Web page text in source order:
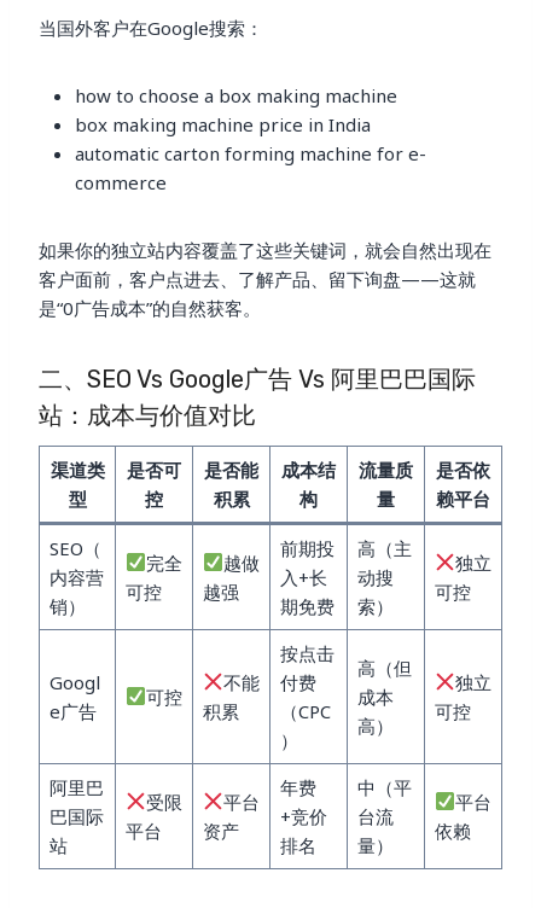
当国外客户在Google搜索：
how to choose a box making machine
box making machine price in India
automatic carton forming machine for e-
commerce
如果你的独立站内容覆盖了这些关键词，就会自然出现在
客户面前，客户点进去、了解产品、留下询盘——这就
是“0广告成本”的自然获客。
二、SEO Vs Google广告 Vs 阿里巴巴国际
站：成本与价值对比
渠道类
型
是否可
控
是否能
积累
成本结
构
流量质
量
是否依
赖平台
SEO（
内容营
销）
完全
可控
越做
越强
前期投
入+长
期免费
高（主
动搜
索）
独立
可控
Googl
e广告
可控
不能
积累
按点击
付费
（CPC
）
高（但
成本
高）
独立
可控
阿里巴
巴国际
站
受限
平台
平台
资产
年费
+竞价
排名
中（平
台流
量）
平台
依赖